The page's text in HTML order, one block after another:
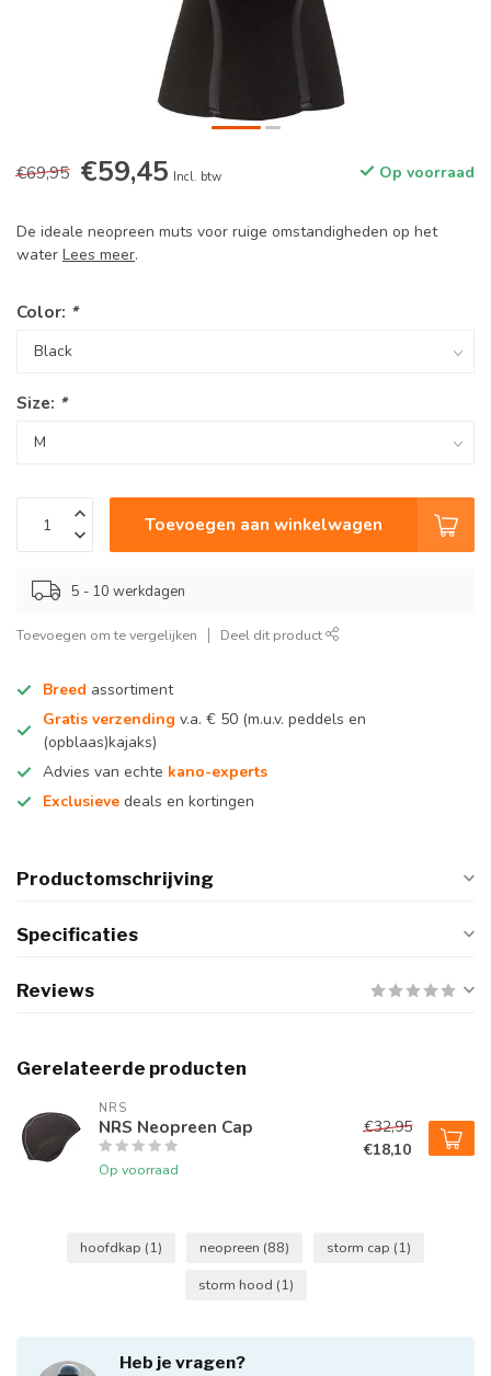
€69,95 €59,45 Incl. btw Op voorraad
De ideale neopreen muts voor ruige omstandigheden op het
water Lees meer.
Color: *
Size: *
Toevoegen aan winkelwagen
5 - 10 werkdagen
Toevoegen om te vergelijken Deel dit product
Breed assortiment
Gratis verzending v.a. € 50 (m.u.v. peddels en
(opblaas)kajaks)
Advies van echte kano-experts
Exclusieve deals en kortingen
Productomschrijving
Specificaties
Reviews
Gerelateerde producten
NRS
NRS Neopreen Cap
Op voorraad
€32,95
€18,10
hoofdkap (1) neopreen (88) storm cap (1)
storm hood (1)
Heb je vragen?